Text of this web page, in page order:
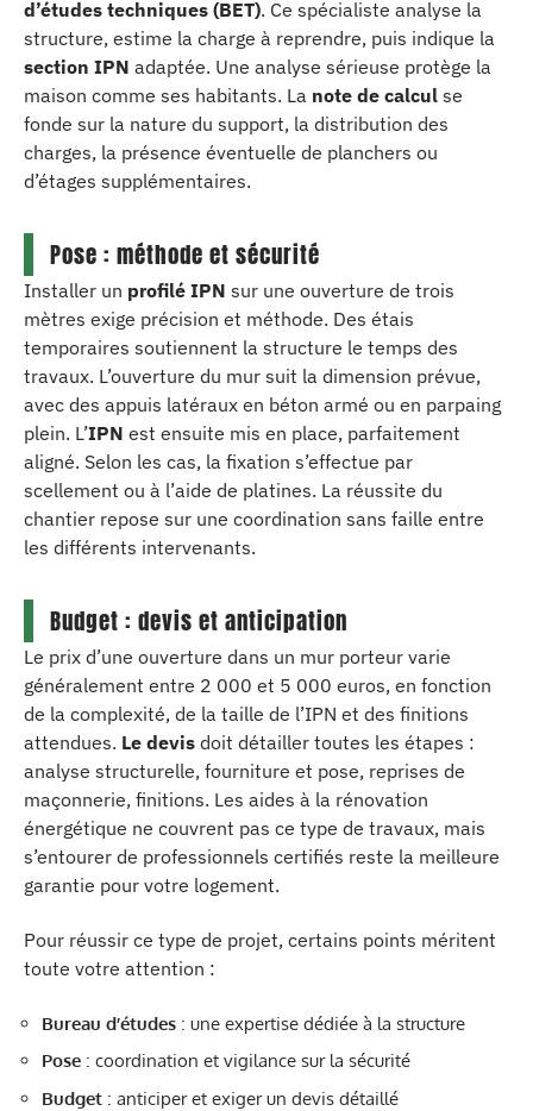
d’études techniques (BET). Ce spécialiste analyse la
structure, estime la charge à reprendre, puis indique la
section IPN adaptée. Une analyse sérieuse protège la
maison comme ses habitants. La note de calcul se
fonde sur la nature du support, la distribution des
charges, la présence éventuelle de planchers ou
d’étages supplémentaires.
Pose : méthode et sécurité
Installer un profilé IPN sur une ouverture de trois
mètres exige précision et méthode. Des étais
temporaires soutiennent la structure le temps des
travaux. L’ouverture du mur suit la dimension prévue,
avec des appuis latéraux en béton armé ou en parpaing
plein. L’IPN est ensuite mis en place, parfaitement
aligné. Selon les cas, la fixation s’effectue par
scellement ou à l’aide de platines. La réussite du
chantier repose sur une coordination sans faille entre
les différents intervenants.
Budget : devis et anticipation
Le prix d’une ouverture dans un mur porteur varie
généralement entre 2 000 et 5 000 euros, en fonction
de la complexité, de la taille de l’IPN et des finitions
attendues. Le devis doit détailler toutes les étapes :
analyse structurelle, fourniture et pose, reprises de
maçonnerie, finitions. Les aides à la rénovation
énergétique ne couvrent pas ce type de travaux, mais
s’entourer de professionnels certifiés reste la meilleure
garantie pour votre logement.
Pour réussir ce type de projet, certains points méritent
toute votre attention :
Bureau d’études : une expertise dédiée à la structure
Pose : coordination et vigilance sur la sécurité
Budget : anticiper et exiger un devis détaillé